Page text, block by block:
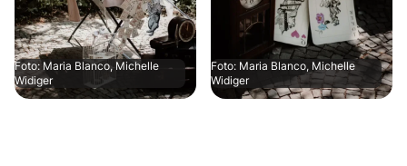
Foto: Maria Blanco, Michelle
Widiger
Foto: Maria Blanco, Michelle
Widiger